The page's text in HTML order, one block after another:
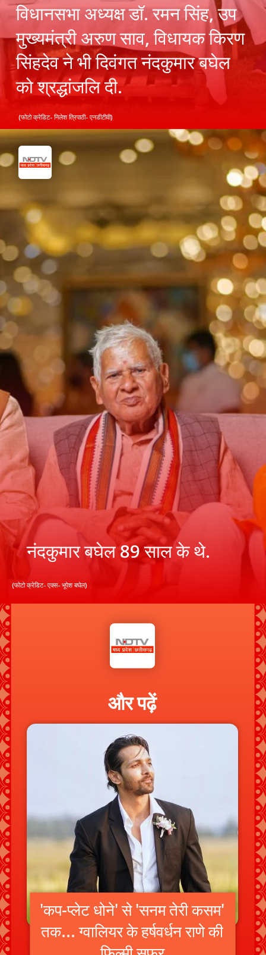
(फोटो क्रेडिट- निलेश त्रिपाठी- एनडीटीवी)
विधानसभा अध्यक्ष डॉ. रमन सिंह, उप
मुख्यमंत्री अरुण साव, विधायक किरण
सिंहदेव ने भी दिवंगत नंदकुमार बघेल
को श्रद्धांजलि दी.
(फोटो क्रेडिट- एक्स- भूपेश बघेल)
नंदकुमार बघेल 89 साल के थे.
और पढ़ें
'कप-प्लेट धोने' से 'सनम तेरी कसम'
तक... ग्वालियर के हर्षवर्धन राणे की